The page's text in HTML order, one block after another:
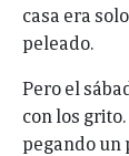
casa era
peleado.
Pero el
con los
pegando un